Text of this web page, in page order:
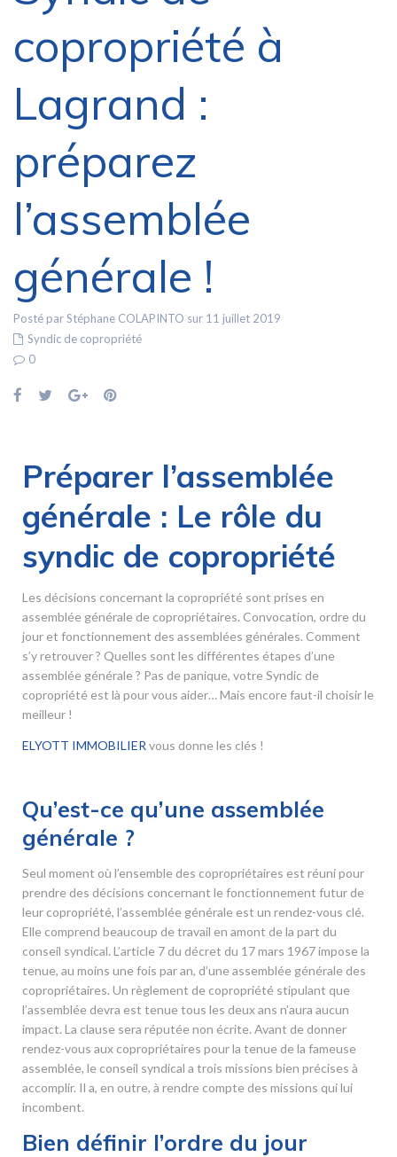
copropriété à
Lagrand :
préparez
l’assemblée
générale !
Posté par Stéphane COLAPINTO sur 11 juillet 2019
Syndic de copropriété
0
Préparer l’assemblée
générale : Le rôle du
syndic de copropriété
Les décisions concernant la copropriété sont prises en
assemblée générale de copropriétaires. Convocation, ordre du
jour et fonctionnement des assemblées générales. Comment
s’y retrouver ? Quelles sont les différentes étapes d’une
assemblée générale ? Pas de panique, votre Syndic de
copropriété est là pour vous aider… Mais encore faut-il choisir le
meilleur !
ELYOTT IMMOBILIER vous donne les clés !
Qu’est-ce qu’une assemblée
générale ?
Seul moment où l’ensemble des copropriétaires est réuni pour
prendre des décisions concernant le fonctionnement futur de
leur copropriété, l’assemblée générale est un rendez-vous clé.
Elle comprend beaucoup de travail en amont de la part du
conseil syndical. L’article 7 du décret du 17 mars 1967 impose la
tenue, au moins une fois par an, d’une assemblée générale des
copropriétaires. Un règlement de copropriété stipulant que
l’assemblée devra est tenue tous les deux ans n’aura aucun
impact. La clause sera réputée non écrite. Avant de donner
rendez-vous aux copropriétaires pour la tenue de la fameuse
assemblée, le conseil syndical a trois missions bien précises à
accomplir. Il a, en outre, à rendre compte des missions qui lui
incombent.
Bien définir l’ordre du jour